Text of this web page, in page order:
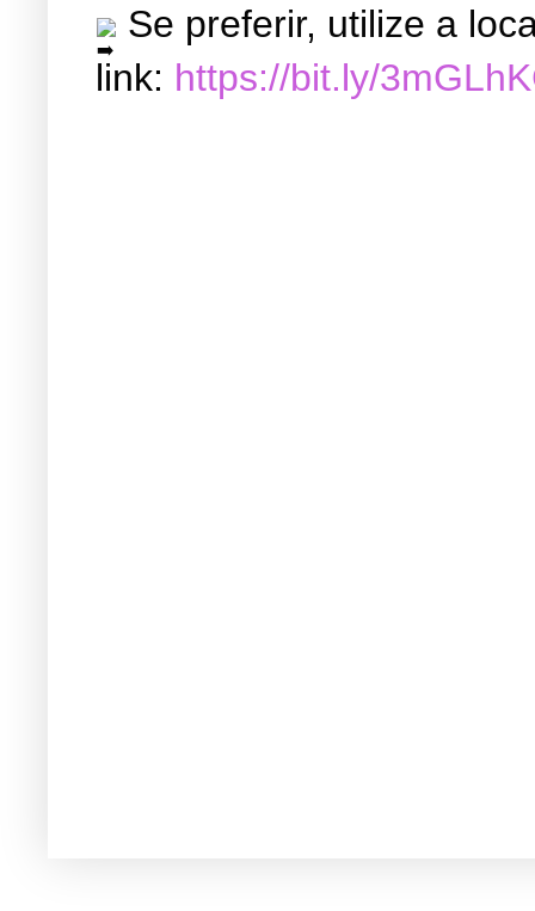
Se preferir, utilize a
link: https://bit.ly/